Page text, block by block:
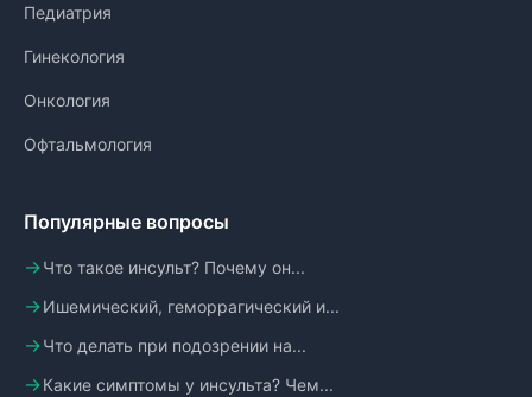
Педиатрия
Гинекология
Онкология
Офтальмология
Популярные вопросы
Что такое инсульт? Почему он...
Ишемический, геморрагический и...
Что делать при подозрении на...
Какие симптомы у инсульта? Чем...